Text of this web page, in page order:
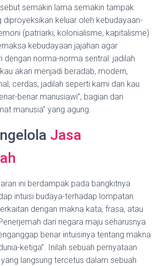
semakin lama semakin tampak
diproyeksikan keluar oleh kebudayaan-
(patriarki, kolonialisme, kapitalisme)
kebudayaan jajahan agar
dengan norma-norma sentral: jadilah
akan menjadi beradab, modern,
cerdas; jadilah seperti kami dan kau
benar manusiawi”, bagian dari
manusia” yang agung.
Jasa
ini berdampak pada bangkitnya
intuisi budaya-terhadap lompatan
dengan makna kata, frasa, atau
dari negara maju seharusnya
benar intuisinya tentang makna
ketiga”. Inilah sebuah pernyataan
langsung tercetus dalam sebuah